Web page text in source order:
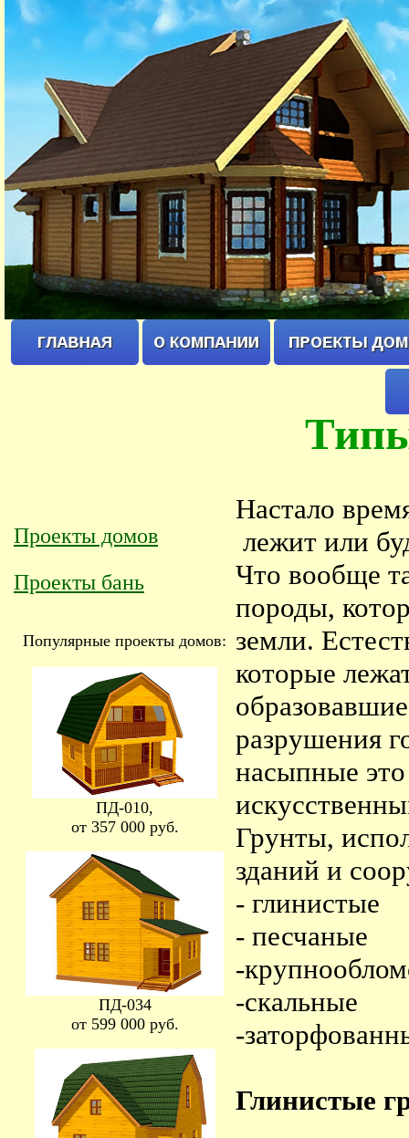
Проекты домов
Проекты бань
Популярные проекты домов:
ПД-010,
от 357 000 руб.
ПД-034
от 599 000 руб.
Настало
лежит или
Что вообще
породы,
земли.
которые
разрушения
насыпные
Грунты,
зданий и
- глинистые
- песчаные
-
-скальные
-
Глинистые